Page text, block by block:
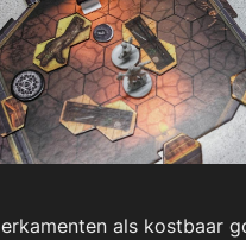
als kostbaar